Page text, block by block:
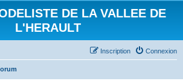
DE LA VALLEE DE
L'HERAULT
Connexion
Inscription